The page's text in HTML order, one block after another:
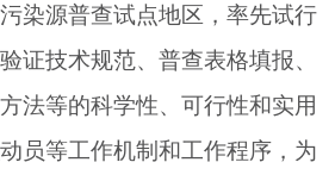
染源普查试点地区，率先试行
证技术规范、普查表格填报、
法等的科学性、可行性和实用
员等工作机制和工作程序，为